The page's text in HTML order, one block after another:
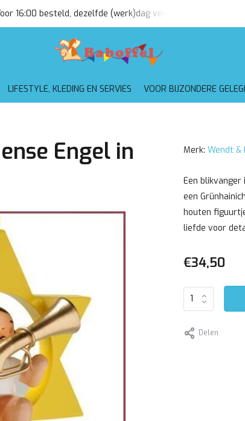
16:00 besteld, dezelfde (werk)dag verzonden
LIFESTYLE, KLEDING EN SERVIES VOOR BIJZONDERE
Engel in
Merk: Wendt &
Een
een
houten
liefde voor
€34,50
Delen